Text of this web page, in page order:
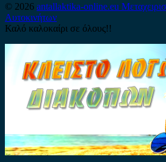
© 2026 antallaktika-online.eu
Αυτοκινήτων
Καλό καλοκαίρι σε όλους!!